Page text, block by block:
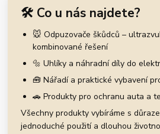
🛠️ Co u nás najdete?
🐭 Odpuzovače škůdců –
kombinované řešení
🔩 Uhlíky a náhradní díly do
🧰 Nářadí a praktické vybavení
🚗 Produkty pro ochranu auta a
Všechny produkty vybíráme s
jednoduché použití a dlouhou